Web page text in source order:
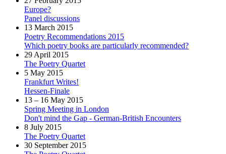
Europe?
Panel discussions
13 March 2015
Poetry Recommendations 2015
Which poetry books are particularly recommended?
29 April 2015
The Poetry Quartet
5 May 2015
Frankfurt Writes!
Hessen-Finale
13 – 16 May 2015
Spring Meeting in London
Don't mind the Gap - German-British Encounters
8 July 2015
The Poetry Quartet
30 September 2015